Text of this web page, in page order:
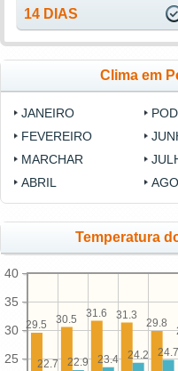
14 DIAS
Clima em
JANEIRO
FEVEREIRO
MARCHAR
ABRIL
Temperatura
25
30
35
40
29.8
31.3
31.6
30.5
29.5
24.7
24.2
23.4
22.9
22.7